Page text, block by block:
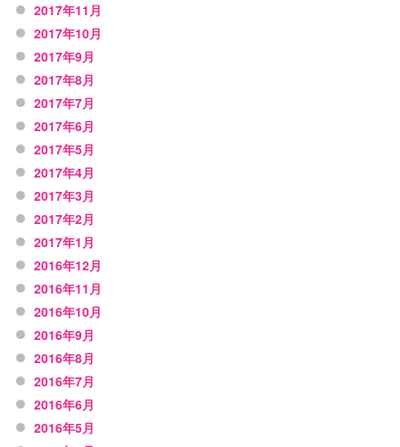
2017年11月
2017年10月
2017年9月
2017年8月
2017年7月
2017年6月
2017年5月
2017年4月
2017年3月
2017年2月
2017年1月
2016年12月
2016年11月
2016年10月
2016年9月
2016年8月
2016年7月
2016年6月
2016年5月